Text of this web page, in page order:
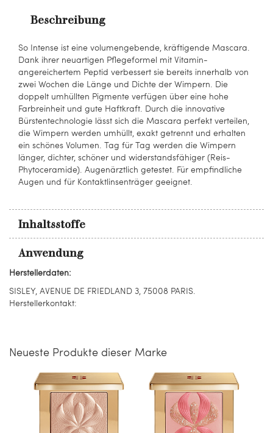
Beschreibung
So Intense ist eine volumengebende, kräftigende Mascara.
Dank ihrer neuartigen Pflegeformel mit Vitamin-
angereichertem Peptid verbessert sie bereits innerhalb von
zwei Wochen die Länge und Dichte der Wimpern. Die
doppelt umhüllten Pigmente verfügen über eine hohe
Farbreinheit und gute Haftkraft. Durch die innovative
Bürstentechnologie lässt sich die Mascara perfekt verteilen,
die Wimpern werden umhüllt, exakt getrennt und erhalten
ein schönes Volumen. Tag für Tag werden die Wimpern
länger, dichter, schöner und widerstandsfähiger (Reis-
Phytoceramide). Augenärztlich getestet. Für empfindliche
Augen und für Kontaktlinsenträger geeignet.
Inhaltsstoffe
Anwendung
Herstellerdaten:
SISLEY, AVENUE DE FRIEDLAND 3, 75008 PARIS.
Herstellerkontakt:
Neueste Produkte dieser Marke